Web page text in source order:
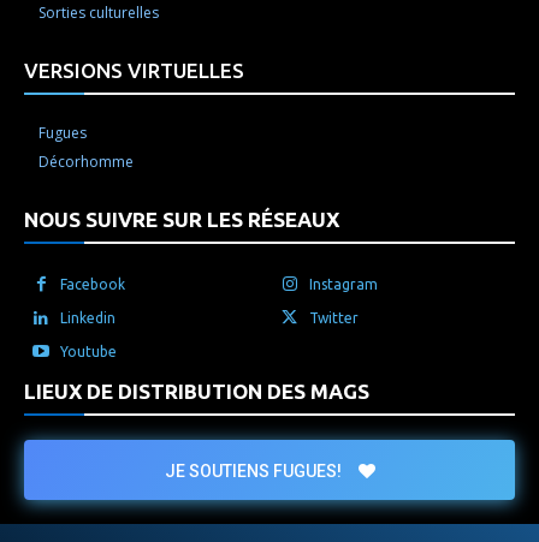
Sorties culturelles
VERSIONS VIRTUELLES
Fugues
Décorhomme
NOUS SUIVRE SUR LES RÉSEAUX
Facebook Instagram
Linkedin Twitter
Youtube
LIEUX DE DISTRIBUTION DES MAGS
JE SOUTIENS FUGUES!